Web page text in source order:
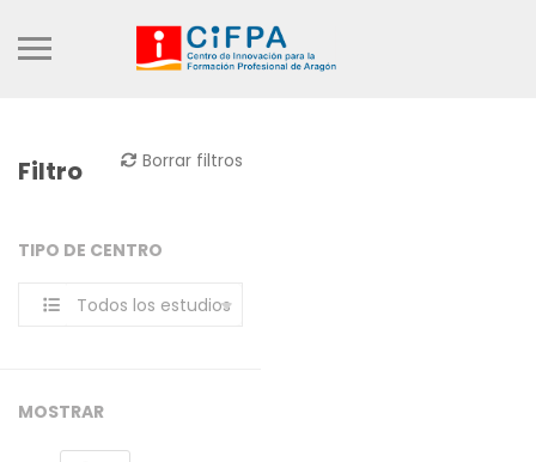
Filtro Borrar filtros
TIPO DE CENTRO
Todos los estudios
MOSTRAR